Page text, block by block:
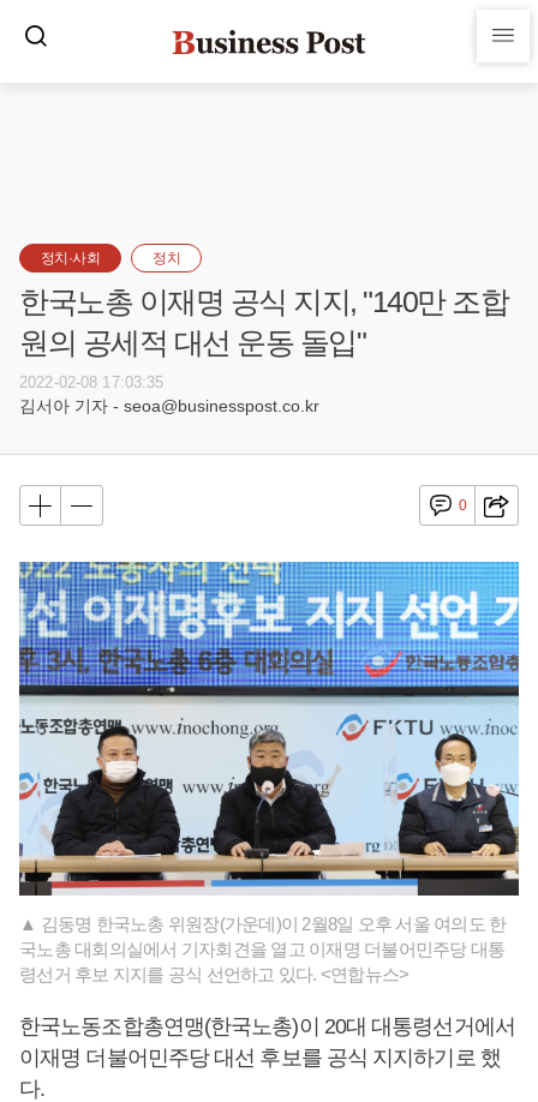
정치·사회 정치
한국노총 이재명 공식 지지, "140만 조합
원의 공세적 대선 운동 돌입"
2022-02-08 17:03:35
김서아 기자 - seoa@businesspost.co.kr
0
▲ 김동명 한국노총 위원장(가운데)이 2월8일 오후 서울 여의도 한
국노총 대회의실에서 기자회견을 열고 이재명 더불어민주당 대통
령선거 후보 지지를 공식 선언하고 있다. <연합뉴스>
한국노동조합총연맹(한국노총)이 20대 대통령선거에서
이재명 더불어민주당 대선 후보를 공식 지지하기로 했
다.